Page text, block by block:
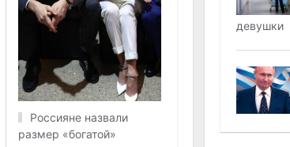
Россияне назвали
размер «богатой»
девушки